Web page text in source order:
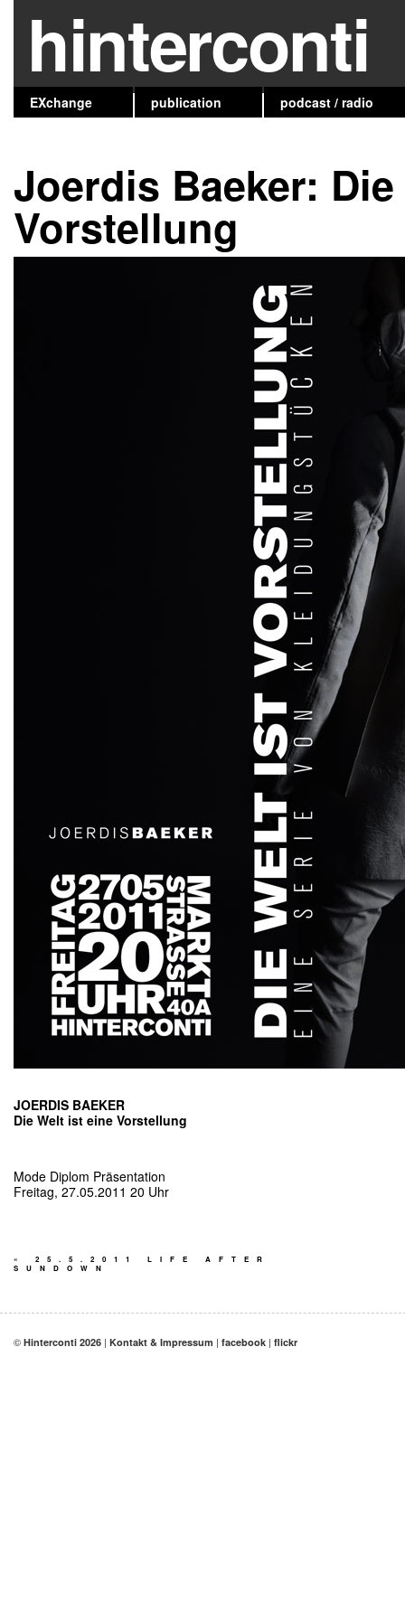
hinterconti
EXchange publication podcast / radio
Joerdis Baeker:
Vorstellung
JOERDIS BAEKER
Die Welt ist eine Vorstellung
Mode Diplom Präsentation
Freitag, 27.05.2011 20 Uhr
«
25.5.2011 LIFE AFTER
SUNDOWN
© Hinterconti 2026 | Kontakt & Impressum | facebook | flickr